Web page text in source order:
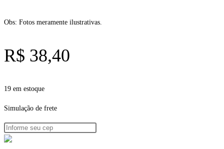
Obs: Fotos meramente ilustrativas.
R$ 38,40
19 em estoque
Simulação de frete